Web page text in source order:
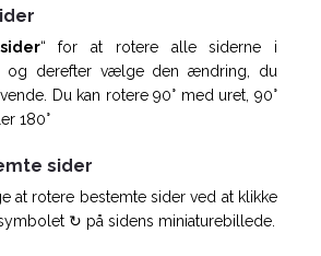
“ for at rotere alle siderne i
og derefter vælge den ændring, du
Du kan rotere 90° med uret, 90°
180°
sider
at rotere bestemte sider ved at klikke
↻ på sidens miniaturebillede.